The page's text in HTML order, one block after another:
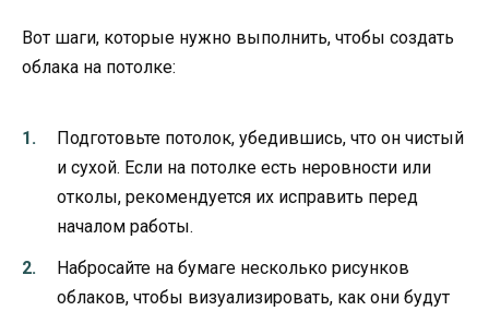
Вот шаги, которые нужно выполнить, чтобы создать
облака на потолке:
Подготовьте потолок, убедившись, что он чистый
и сухой. Если на потолке есть неровности или
отколы, рекомендуется их исправить перед
началом работы.
Набросайте на бумаге несколько рисунков
облаков, чтобы визуализировать, как они будут